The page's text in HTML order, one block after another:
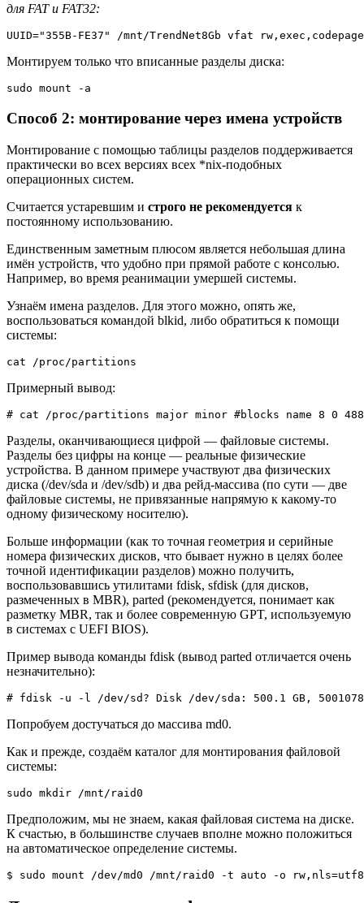
для FAT и FAT32:
UUID="355B-FE37" /mnt/TrendNet8Gb vfat
Монтируем только что вписанные разделы диска:
sudo mount -a
Способ 2: монтирование через имена устройств
Монтирование с помощью таблицы разделов поддерживается
практически во всех версиях всех *nix-подобных
операционных систем.
Считается устаревшим и строго не рекомендуется к
постоянному использованию.
Единственным заметным плюсом является небольшая длина
имён устройств, что удобно при прямой работе с консолью.
Например, во время реанимации умершей системы.
Узнаём имена разделов. Для этого можно, опять же,
воспользоваться командой blkid, либо обратиться к помощи
системы:
cat /proc/partitions
Примерный вывод:
# cat /proc/partitions major minor #blocks name 8 0
Разделы, оканчивающиеся цифрой — файловые системы.
Разделы без цифры на конце — реальные физические
устройства. В данном примере участвуют два физических
диска (/dev/sda и /dev/sdb) и два рейд-массива (по сути — две
файловые системы, не привязанные напрямую к какому-то
одному физическому носителю).
Больше информации (как то точная геометрия и серийные
номера физических дисков, что бывает нужно в целях более
точной идентификации разделов) можно получить,
воспользовавшись утилитами fdisk, sfdisk (для дисков,
размеченных в MBR), parted (рекомендуется, понимает как
разметку MBR, так и более современную GPT, используемую
в системах с UEFI BIOS).
Пример вывода команды fdisk (вывод parted отличается очень
незначительно):
# fdisk -u -l /dev/sd? Disk /dev/sda: 500.1 GB,
Попробуем достучаться до массива md0.
Как и прежде, создаём каталог для монтирования файловой
системы:
sudo mkdir /mnt/raid0
Предположим, мы не знаем, какая файловая система на диске.
К счастью, в большинстве случаев вполне можно положиться
на автоматическое определение системы.
$ sudo mount /dev/md0 /mnt/raid0 -t auto -o